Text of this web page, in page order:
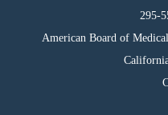
295-
American Board of